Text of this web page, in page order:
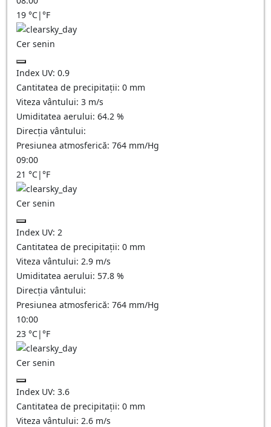
19 °C|°F
Cer senin
Index UV: 0.9
Cantitatea de precipitații: 0 mm
Viteza vântului: 3 m/s
Umiditatea aerului: 64.2 %
Direcția vântului:
Presiunea atmosferică: 764 mm/Hg
09:00
21 °C|°F
Cer senin
Index UV: 2
Cantitatea de precipitații: 0 mm
Viteza vântului: 2.9 m/s
Umiditatea aerului: 57.8 %
Direcția vântului:
Presiunea atmosferică: 764 mm/Hg
10:00
23 °C|°F
Cer senin
Index UV: 3.6
Cantitatea de precipitații: 0 mm
Viteza vântului: 2.6 m/s